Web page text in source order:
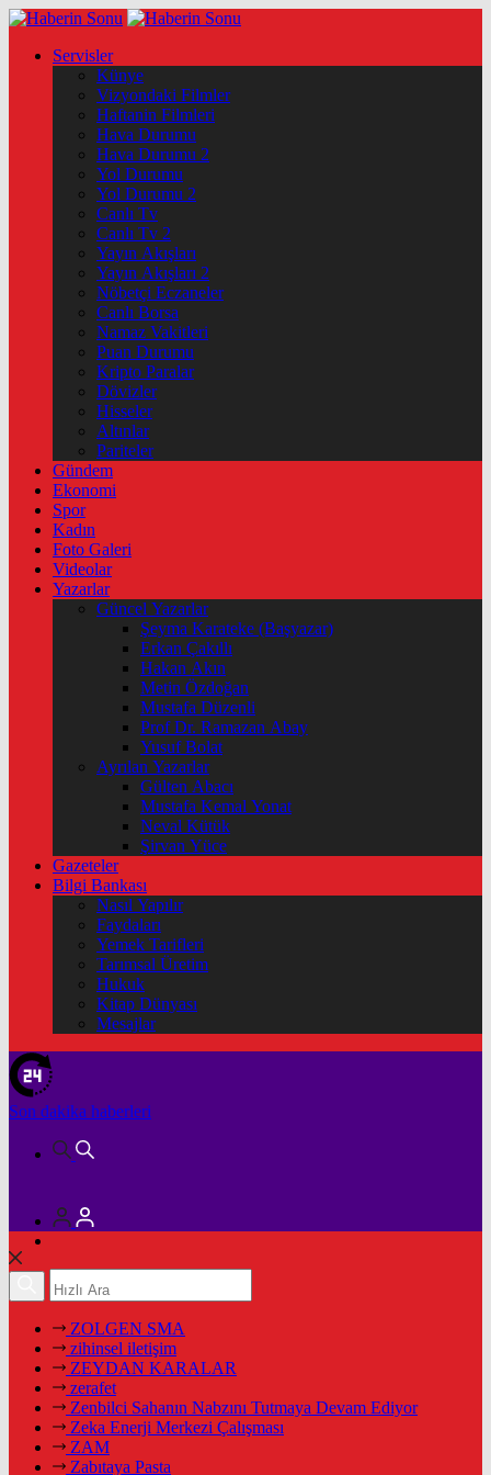
Servisler
Künye
Vizyondaki Filmler
Haftanin Filmleri
Hava Durumu
Hava Durumu 2
Yol Durumu
Yol Durumu 2
Canlı Tv
Canlı Tv 2
Yayın Akışları
Yayın Akışları 2
Nöbetçi Eczaneler
Canlı Borsa
Namaz Vakitleri
Puan Durumu
Kripto Paralar
Dövizler
Hisseler
Altınlar
Pariteler
Gündem
Ekonomi
Spor
Kadın
Foto Galeri
Videolar
Yazarlar
Güncel Yazarlar
Şeyma Karateke (Başyazar)
Erkan Çakıllı
Hakan Akın
Metin Özdoğan
Mustafa Düzenli
Prof Dr. Ramazan Abay
Yusuf Bolat
Ayrılan Yazarlar
Gülten Abacı
Mustafa Kemal Yonat
Neval Kütük
Şirvan Yüce
Gazeteler
Bilgi Bankası
Nasıl Yapılır
Faydaları
Yemek Tarifleri
Tarımsal Üretim
Hukuk
Kitap Dünyası
Mesajlar
Son dakika haberleri
ZOLGEN SMA
zihinsel iletişim
ZEYDAN KARALAR
zerafet
Zenbilci Sahanın Nabzını Tutmaya Devam Ediyor
Zeka Enerji Merkezi Çalışması
ZAM
Zabıtaya Pasta